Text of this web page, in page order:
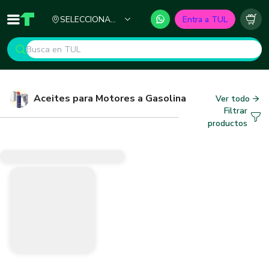
Inicio TUL - Tu Marketplace de Construcción
SELECCIONA
Entra a TUL
Aceites para Motores a Gasolina
Ver todo
Filtrar
productos